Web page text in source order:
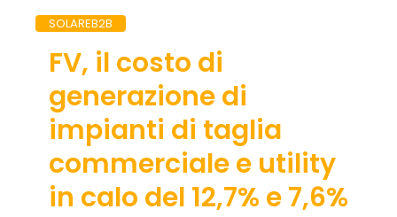
SOLAREB2B
FV, il costo di
generazione di
impianti di taglia
commerciale e utility
in calo del 12,7% e 7,6%